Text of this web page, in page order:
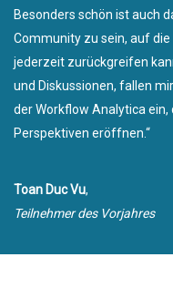
Besonders schön ist auch
Community zu sein, auf
jederzeit zurückgreifen
und Diskussionen, fallen
der Workflow Analytica
Perspektiven eröffnen.“
Toan Duc Vu,
Teilnehmer des Vorjahres